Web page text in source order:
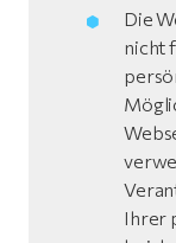
Die
nicht
Ihrer